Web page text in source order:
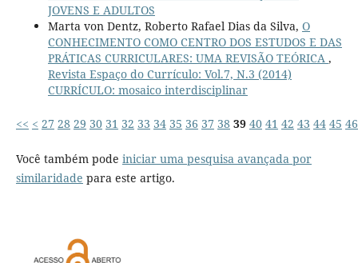
JOVENS E ADULTOS
Marta von Dentz, Roberto Rafael Dias da Silva, O
CONHECIMENTO COMO CENTRO DOS ESTUDOS E DAS
PRÁTICAS CURRICULARES: UMA REVISÃO TEÓRICA ,
Revista Espaço do Currículo: Vol.7, N.3 (2014)
CURRÍCULO: mosaico interdisciplinar
<< < 27 28 29 30 31 32 33 34 35 36 37 38 39 40 41 42 43 44 45 46
Você também pode iniciar uma pesquisa avançada por
similaridade para este artigo.